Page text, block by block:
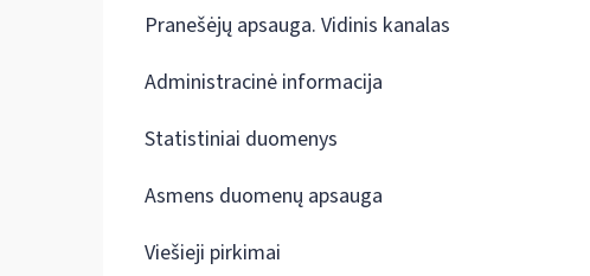
Pranešėjų apsauga. Vidinis kanalas
Administracinė informacija
Statistiniai duomenys
Asmens duomenų apsauga
Viešieji pirkimai